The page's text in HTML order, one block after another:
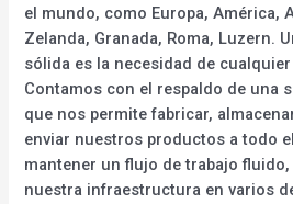
el mundo, como Europa, América,
Zelanda, Granada, Roma, Luzern.
sólida es la necesidad de
Contamos con el respaldo de una
que nos permite fabricar,
enviar nuestros productos a todo
mantener un flujo de trabajo
nuestra infraestructura en varios